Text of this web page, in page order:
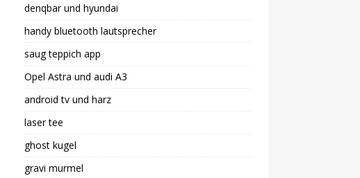
denqbar und hyundai
handy bluetooth lautsprecher
saug teppich app
Opel Astra und audi A3
android tv und harz
laser tee
ghost kugel
gravi murmel